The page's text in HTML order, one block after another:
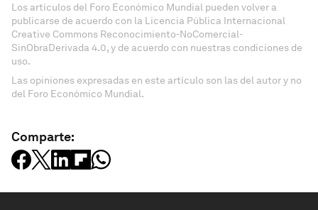
Los artículos del Foro Económico Mundial pueden volver a
publicarse de acuerdo con la Licencia Pública Internacional
Creative Commons Reconocimiento-NoComercial-
SinObraDerivada 4.0, y de acuerdo con nuestras condiciones de
uso.
Las opiniones expresadas en este artículo son las del autor y no
del Foro Económico Mundial.
Comparte: